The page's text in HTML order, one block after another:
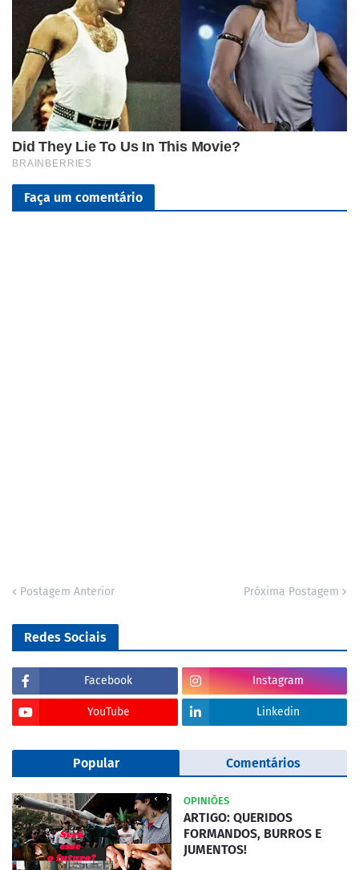
Faça um comentário
Postagem Anterior Próxima Postagem
Redes Sociais
Facebook Instagram
YouTube Linkedin
Popular Comentários
OPINIÕES
ARTIGO: QUERIDOS
FORMANDOS, BURROS E
JUMENTOS!